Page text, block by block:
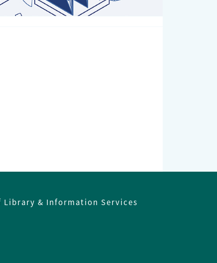
Library & Information Services